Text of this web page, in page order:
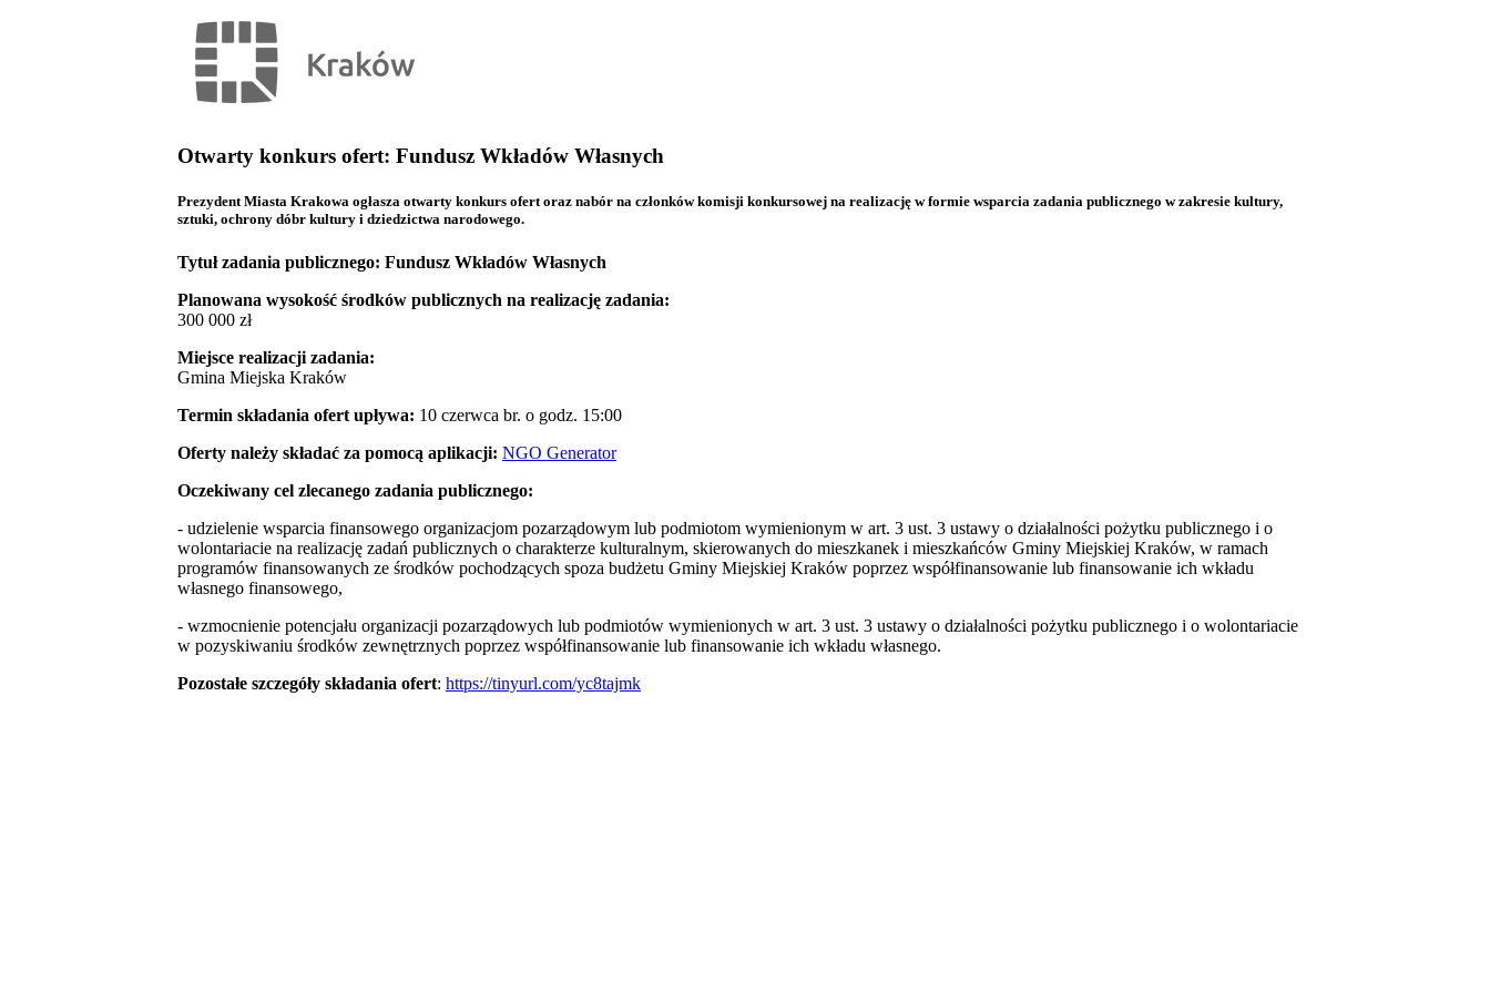
Otwarty konkurs ofert: Fundusz Wkładów Własnych
Prezydent Miasta Krakowa ogłasza otwarty konkurs ofert oraz nabór na członków komisji konkursowej na realizację w formie wsparcia zadania publicznego w zakresie kultury,
sztuki, ochrony dóbr kultury i dziedzictwa narodowego.
Tytuł zadania publicznego: Fundusz Wkładów Własnych
Planowana wysokość środków publicznych na realizację zadania:
300 000 zł
Miejsce realizacji zadania:
Gmina Miejska Kraków
Termin składania ofert upływa: 10 czerwca br. o godz. 15:00
Oferty należy składać za pomocą aplikacji: NGO Generator
Oczekiwany cel zlecanego zadania publicznego:
- udzielenie wsparcia finansowego organizacjom pozarządowym lub podmiotom wymienionym w art. 3 ust. 3 ustawy o działalności pożytku publicznego i o
wolontariacie na realizację zadań publicznych o charakterze kulturalnym, skierowanych do mieszkanek i mieszkańców Gminy Miejskiej Kraków, w ramach
programów finansowanych ze środków pochodzących spoza budżetu Gminy Miejskiej Kraków poprzez współfinansowanie lub finansowanie ich wkładu
własnego finansowego,
- wzmocnienie potencjału organizacji pozarządowych lub podmiotów wymienionych w art. 3 ust. 3 ustawy o działalności pożytku publicznego i o wolontariacie
w pozyskiwaniu środków zewnętrznych poprzez współfinansowanie lub finansowanie ich wkładu własnego.
Pozostałe szczegóły składania ofert: https://tinyurl.com/yc8tajmk